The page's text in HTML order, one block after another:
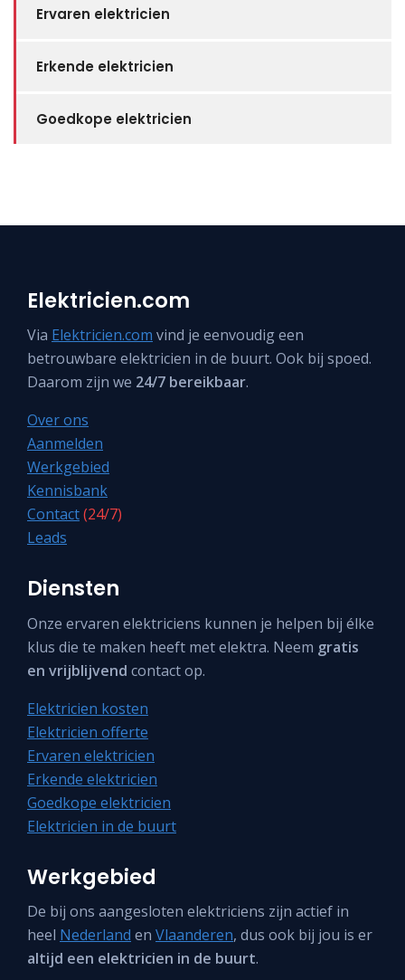
Ervaren elektricien
Erkende elektricien
Goedkope elektricien
Elektricien.com
Via Elektricien.com vind je eenvoudig een
betrouwbare elektricien in de buurt. Ook bij spoed.
Daarom zijn we 24/7 bereikbaar.
Over ons
Aanmelden
Werkgebied
Kennisbank
Contact(24/7)
Leads
Diensten
Onze ervaren elektriciens kunnen je helpen bij élke
klus die te maken heeft met elektra. Neem gratis
en vrijblijvend contact op.
Elektricien kosten
Elektricien offerte
Ervaren elektricien
Erkende elektricien
Goedkope elektricien
Elektricien in de buurt
Werkgebied
De bij ons aangesloten elektriciens zijn actief in
heel Nederland en Vlaanderen, dus ook bij jou is er
altijd een elektricien in de buurt.